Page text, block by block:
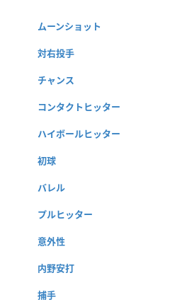
ムーンショット
対右投手
チャンス
コンタクトヒッター
ハイボールヒッター
初球
バレル
プルヒッター
意外性
内野安打
捕手